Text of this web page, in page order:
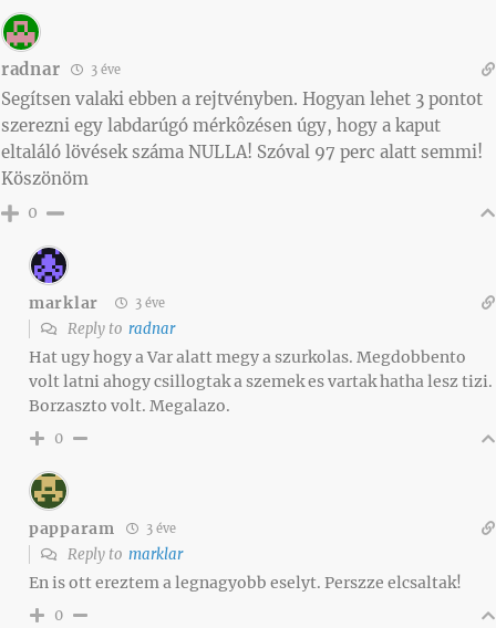
radnar 3 éve
Segítsen valaki ebben a rejtvényben. Hogyan lehet 3 pontot
szerezni egy labdarúgó mérkôzésen úgy, hogy a kaput
eltaláló lövések száma NULLA! Szóval 97 perc alatt semmi!
Köszönöm
0
marklar 3 éve
Reply to radnar
Hat ugy hogy a Var alatt megy a szurkolas. Megdobbento
volt latni ahogy csillogtak a szemek es vartak hatha lesz tizi.
Borzaszto volt. Megalazo.
0
papparam 3 éve
Reply to marklar
En is ott ereztem a legnagyobb eselyt. Perszze elcsaltak!
0